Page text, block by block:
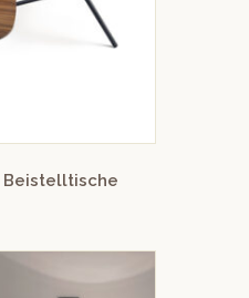
Beistelltische